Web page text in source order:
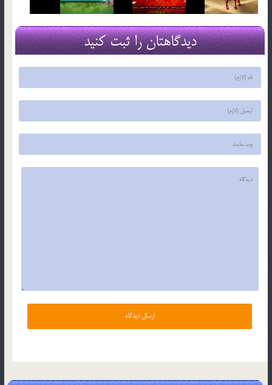
دیدگاهتان را ثبت کنید